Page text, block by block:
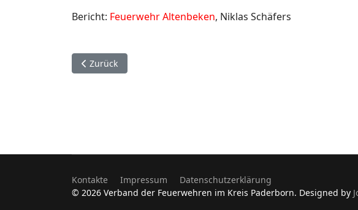
Bericht: Feuerwehr Altenbeken, Niklas Schäfers
Vorheriger Beitrag: Jugendfeuerwehr Bad Lippspringe.
Zurück
Kontakte Impressum
Datenschutzerklärung
© 2026 Verband der Feuerwehren im Kreis Paderborn. Designed by